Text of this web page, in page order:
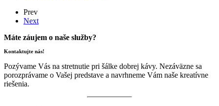
Prev
Next
Máte záujem o naše služby?
Kontaktujte nás!
Pozývame Vás na stretnutie pri šálke dobrej kávy. Nezáväzne sa
porozprávame o Vašej predstave a navrhneme Vám naše kreatívne
riešenia.